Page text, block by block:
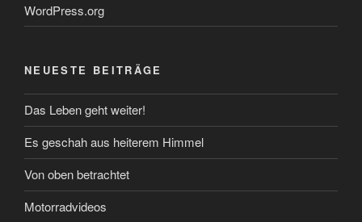
WordPress.org
NEUESTE BEITRÄGE
Das Leben geht weiter!
Es geschah aus heiterem Himmel
Von oben betrachtet
Motorradvideos